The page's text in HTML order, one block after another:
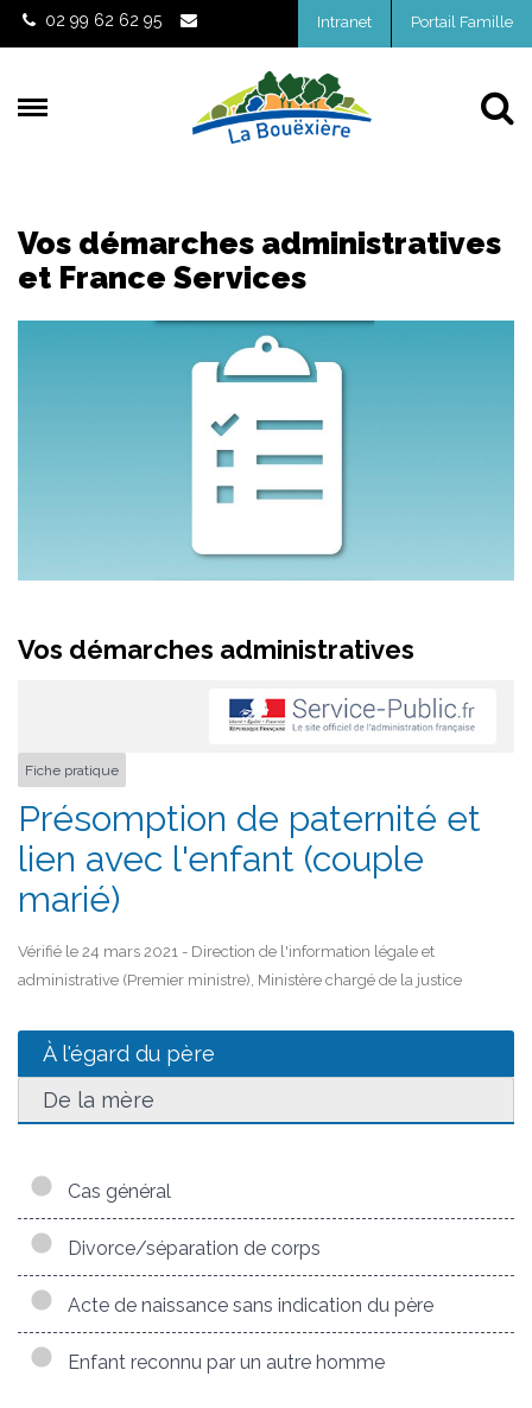
Gestion des traceurs
02 99 62 62 95 Intranet Portail Famille
Vos démarches administratives
et France Services
Vos démarches administratives
Fiche pratique
Présomption de paternité et
lien avec l'enfant (couple
marié)
Vérifié le 24 mars 2021 - Direction de l'information légale et
administrative (Premier ministre), Ministère chargé de la justice
À l'égard du père
De la mère
Cas général
Divorce/séparation de corps
Acte de naissance sans indication du père
Enfant reconnu par un autre homme